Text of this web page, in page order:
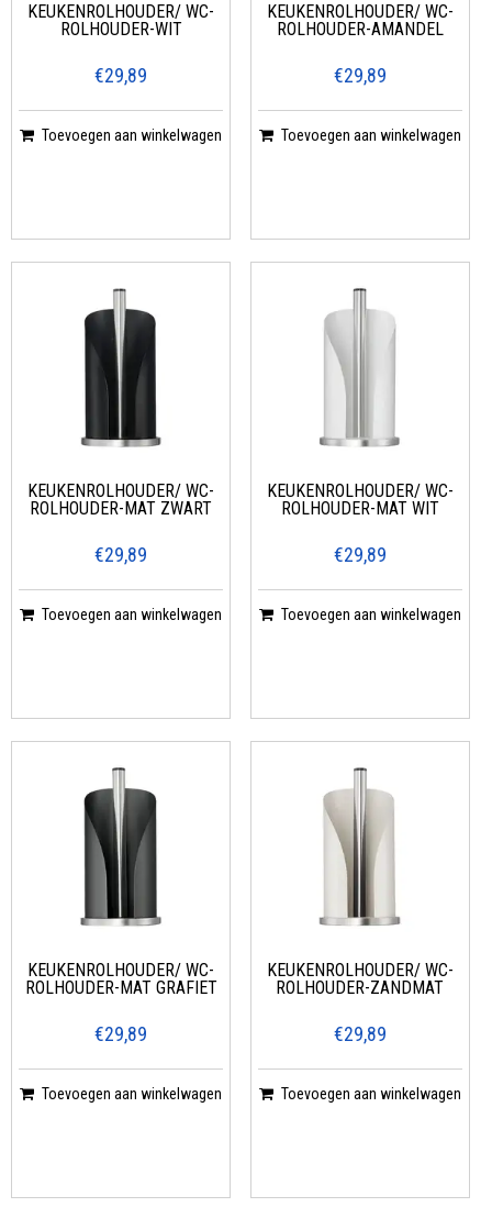
KEUKENROLHOUDER/ WC-
ROLHOUDER-WIT
€29,89
Toevoegen aan winkelwagen
KEUKENROLHOUDER/ WC-
ROLHOUDER-AMANDEL
€29,89
Toevoegen aan winkelwagen
KEUKENROLHOUDER/ WC-
ROLHOUDER-MAT ZWART
€29,89
Toevoegen aan winkelwagen
KEUKENROLHOUDER/ WC-
ROLHOUDER-MAT WIT
€29,89
Toevoegen aan winkelwagen
KEUKENROLHOUDER/ WC-
ROLHOUDER-MAT GRAFIET
€29,89
Toevoegen aan winkelwagen
KEUKENROLHOUDER/ WC-
ROLHOUDER-ZANDMAT
€29,89
Toevoegen aan winkelwagen